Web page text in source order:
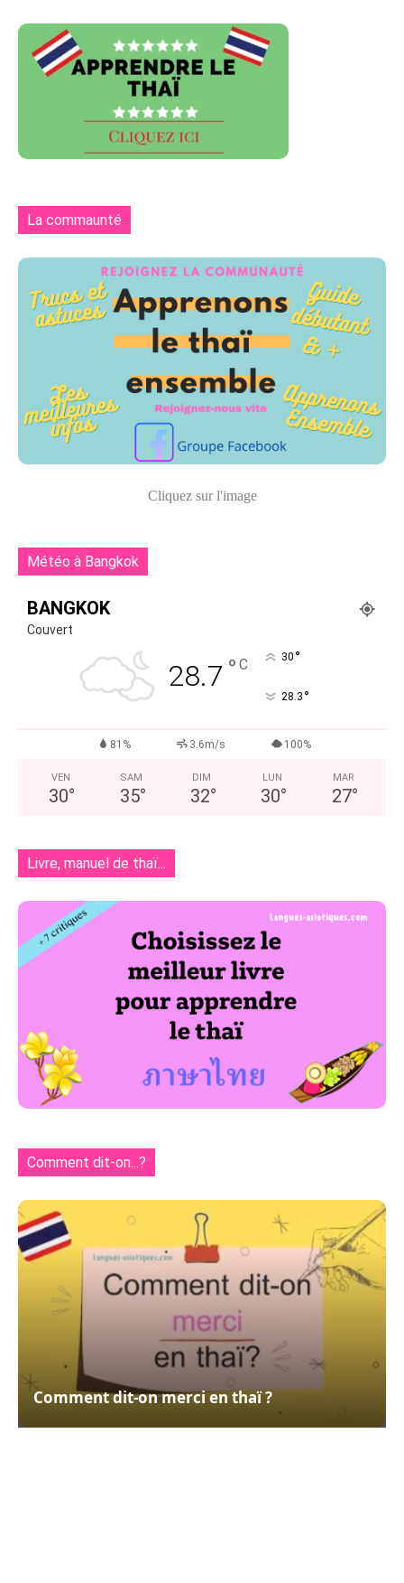
La commaunté
Cliquez sur l'image
Météo à Bangkok
BANGKOK
Couvert
28.7 ° C 30 °
28.3 °
81% 3.6m/s 100%
VEN
30°
SAM
35°
DIM
32°
LUN
30°
MAR
27°
Livre, manuel de thaï...
Comment dit-on...?
Comment dit-on merci en thaï ?